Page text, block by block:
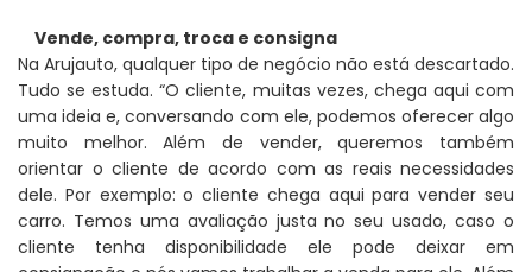
Vende, compra, troca e consigna
Na Arujauto, qualquer tipo de negócio não está descartado.
Tudo se estuda. “O cliente, muitas vezes, chega aqui com
uma ideia e, conversando com ele, podemos oferecer algo
muito melhor. Além de vender, queremos também
orientar o cliente de acordo com as reais necessidades
dele. Por exemplo: o cliente chega aqui para vender seu
carro. Temos uma avaliação justa no seu usado, caso o
cliente tenha disponibilidade ele pode deixar em